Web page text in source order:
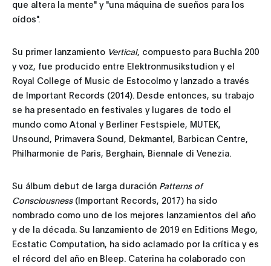
que altera la mente" y "una máquina de sueños para los
oídos".
Su primer lanzamiento Vertical, compuesto para Buchla 200
y voz, fue producido entre Elektronmusikstudion y el
Royal College of Music de Estocolmo y lanzado a través
de Important Records (2014). Desde entonces, su trabajo
se ha presentado en festivales y lugares de todo el
mundo como Atonal y Berliner Festspiele, MUTEK,
Unsound, Primavera Sound, Dekmantel, Barbican Centre,
Philharmonie de Paris, Berghain, Biennale di Venezia.
Su álbum debut de larga duración Patterns of
Consciousness(Important Records, 2017) ha sido
nombrado como uno de los mejores lanzamientos del año
y de la década. Su lanzamiento de 2019 en Editions Mego,
Ecstatic Computation, ha sido aclamado por la crítica y es
el récord del año en Bleep. Caterina ha colaborado con